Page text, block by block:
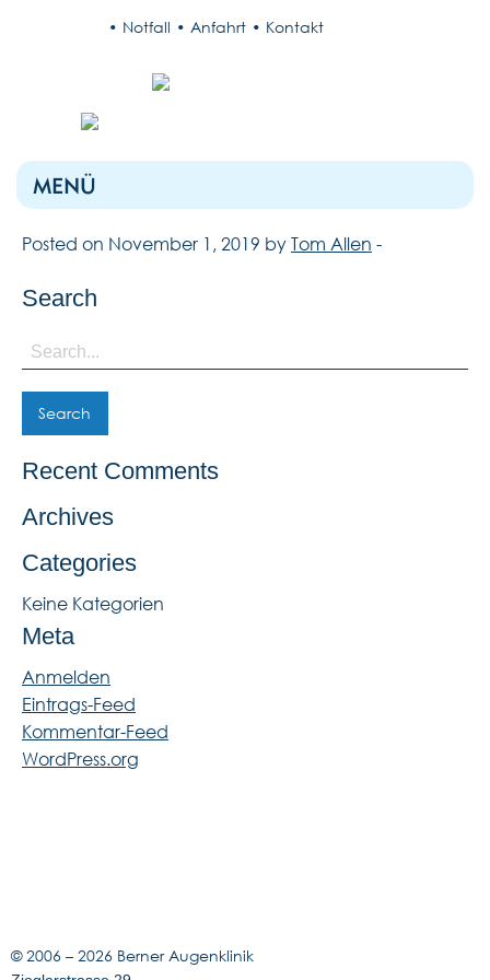
Notfall Anfahrt Kontakt
MENÜ
Posted on November 1, 2019 by Tom Allen -
Search
for:
Recent Comments
Archives
Categories
Keine Kategorien
Meta
Anmelden
Eintrags-Feed
Kommentar-Feed
WordPress.org
© 2006 – 2026 Berner Augenklinik